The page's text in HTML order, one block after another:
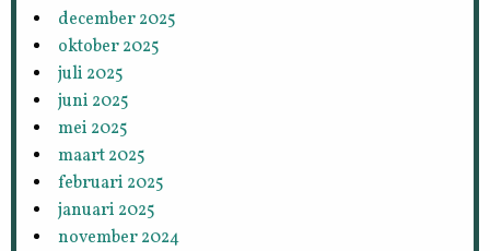
december 2025
oktober 2025
juli 2025
juni 2025
mei 2025
maart 2025
februari 2025
januari 2025
november 2024